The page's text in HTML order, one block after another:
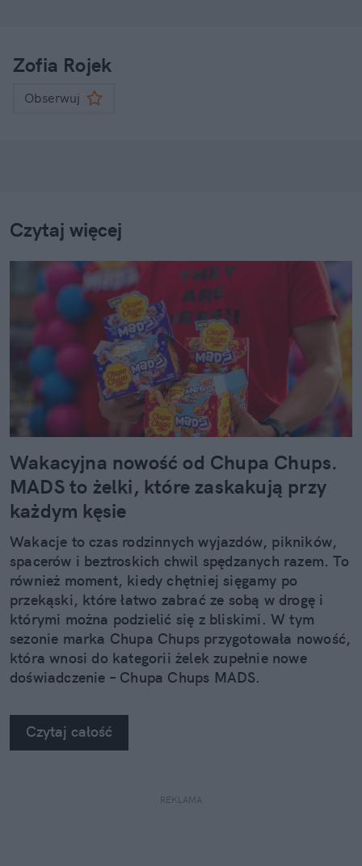
Zofia Rojek
Obserwuj
Czytaj więcej
Wakacyjna nowość od Chupa Chups.
MADS to żelki, które zaskakują przy
każdym kęsie
Wakacje to czas rodzinnych wyjazdów, pikników,
spacerów i beztroskich chwil spędzanych razem. To
również moment, kiedy chętniej sięgamy po
przekąski, które łatwo zabrać ze sobą w drogę i
którymi można podzielić się z bliskimi. W tym
sezonie marka Chupa Chups przygotowała nowość,
która wnosi do kategorii żelek zupełnie nowe
doświadczenie – Chupa Chups MADS.
Czytaj całość
REKLAMA